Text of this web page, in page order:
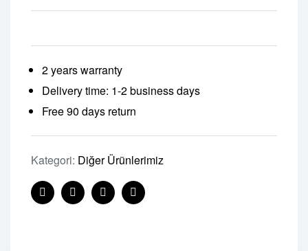
2 years warranty
Delivery time: 1-2 business days
Free 90 days return
Kategori: Diğer Ürünlerimiz
FacebookTwitterLinkedinPinterest